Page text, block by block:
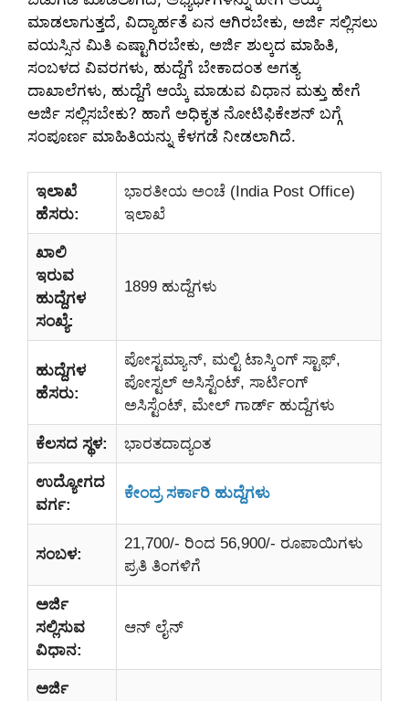
ಮಾಡಲಾಗುತ್ತದೆ, ವಿದ್ಯಾರ್ಹತೆ ಏನ ಆಗಿರಬೇಕು, ಅರ್ಜಿ ಸಲ್ಲಿಸಲು
ವಯಸ್ಸಿನ ಮಿತಿ ಎಷ್ಟಾಗಿರಬೇಕು, ಅರ್ಜಿ ಶುಲ್ಕದ ಮಾಹಿತಿ,
ಸಂಬಳದ ವಿವರಗಳು, ಹುದ್ದೆಗೆ ಬೇಕಾದಂತ ಅಗತ್ಯ
ದಾಖಾಲೆಗಳು, ಹುದ್ದೆಗೆ ಆಯ್ಕೆ ಮಾಡುವ ವಿಧಾನ ಮತ್ತು ಹೇಗೆ
ಅರ್ಜಿ ಸಲ್ಲಿಸಬೇಕು? ಹಾಗೆ ಅಧಿಕೃತ ನೋಟಿಫಿಕೇಶನ್ ಬಗ್ಗೆ
ಸಂಪೂರ್ಣ ಮಾಹಿತಿಯನ್ನು ಕೆಳಗಡೆ ನೀಡಲಾಗಿದೆ.
ಇಲಾಖೆ
ಹೆಸರು:
ಭಾರತೀಯ ಅಂಚೆ (India Post Office)
ಇಲಾಖೆ
ಖಾಲಿ
ಇರುವ
ಹುದ್ದೆಗಳ
ಸಂಖ್ಯೆ:
1899 ಹುದ್ದೆಗಳು
ಹುದ್ದೆಗಳ
ಹೆಸರು:
ಪೋಸ್ಟಮ್ಯಾನ್, ಮಲ್ಟಿ ಟಾಸ್ಕಿಂಗ್ ಸ್ಟಾಫ್,
ಪೋಸ್ಟಲ್ ಅಸಿಸ್ಟೆಂಟ್, ಸಾರ್ಟಿಂಗ್
ಅಸಿಸ್ಟೆಂಟ್, ಮೇಲ್ ಗಾರ್ಡ್ ಹುದ್ದೆಗಳು
ಕೆಲಸದ ಸ್ಥಳ: ಭಾರತದಾದ್ಯಂತ
ಉದ್ಯೋಗದ
ವರ್ಗ:
ಕೇಂದ್ರ ಸರ್ಕಾರಿ ಹುದ್ದೆಗಳು
ಸಂಬಳ:
21,700/- ರಿಂದ 56,900/- ರೂಪಾಯಿಗಳು
ಪ್ರತಿ ತಿಂಗಳಿಗೆ
ಅರ್ಜಿ
ಸಲ್ಲಿಸುವ
ವಿಧಾನ:
ಆನ್ ಲೈನ್
ಅರ್ಜಿ